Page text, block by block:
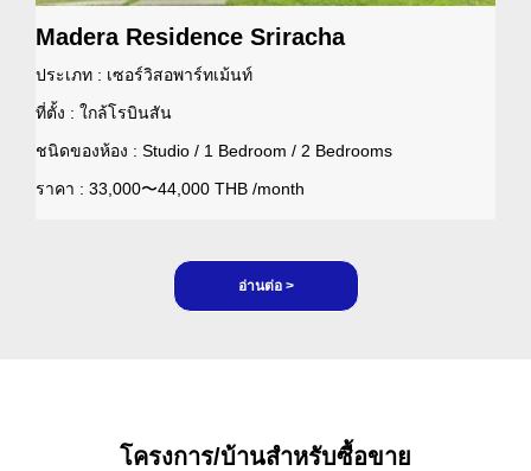
Madera Residence Sriracha
ประเภท : เซอร์วิสอพาร์ทเม้นท์
ที่ตั้ง : ใกล้โรบินสัน
ชนิดของห้อง : Studio / 1 Bedroom / 2 Bedrooms
ราคา : 33,000〜44,000 THB /month
อ่านต่อ >
โครงการ/บ้านสำหรับซื้อขาย